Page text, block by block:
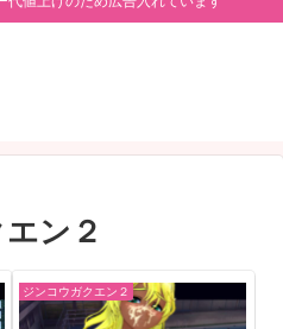
ン２
ジンコウガクエン２